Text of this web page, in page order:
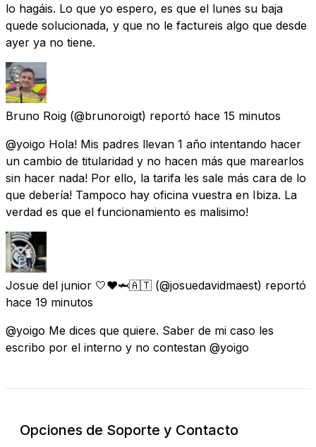
lo hagáis. Lo que yo espero, es que el lunes su baja
quede solucionada, y que no le factureis algo que desde
ayer ya no tiene.
Bruno Roig (@brunoroigt) reportó hace 15 minutos
@yoigo Hola! Mis padres llevan 1 año intentando hacer
un cambio de titularidad y no hacen más que marearlos
sin hacer nada! Por ello, la tarifa les sale más cara de lo
que debería! Tampoco hay oficina vuestra en Ibiza. La
verdad es que el funcionamiento es malisimo!
Josue del junior 🤍❤️🦈🇦🇹 (@josuedavidmaest) reportó
hace 19 minutos
@yoigo Me dices que quiere. Saber de mi caso les
escribo por el interno y no contestan @yoigo
Opciones de Soporte y Contacto